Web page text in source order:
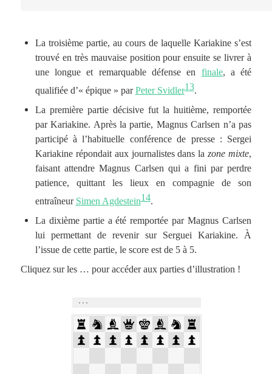
La troisième partie, au cours de laquelle Kariakine s’est
trouvé en très mauvaise position pour ensuite se livrer à
une longue et remarquable défense en finale, a été
qualifiée d’« épique » parPeter Svidler13.
La première partie décisive fut la huitième, remportée
par Kariakine. Après la partie, Magnus Carlsen n’a pas
participé à l’habituelle conférence de presse : Sergei
Kariakine répondait aux journalistes dans lazone mixte,
faisant attendre Magnus Carlsen qui a fini par perdre
patience, quittant les lieux en compagnie de son
entraîneur Simen Agdestein14.
La dixième partie a été remportée par Magnus Carlsen
lui permettant de revenir sur Serguei Kariakine. À
l’issue de cette partie, le score est de 5 à 5.
Cliquez sur les … pour accéder aux parties d’illustration !